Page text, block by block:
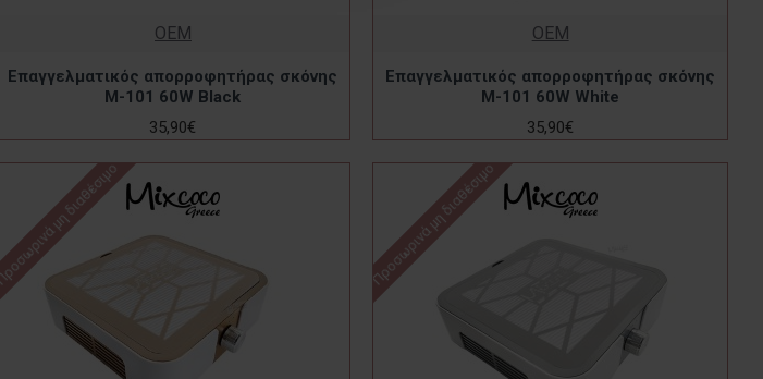
OEM
Επαγγελματικός απορροφητήρας σκόνης
M-101 60W Black
35,90€
OEM
Επαγγελματικός απορροφητήρας σκόνης
M-101 60W White
35,90€
Προσωρινά μη διαθέσιμο Προσωρινά μη διαθέσιμο